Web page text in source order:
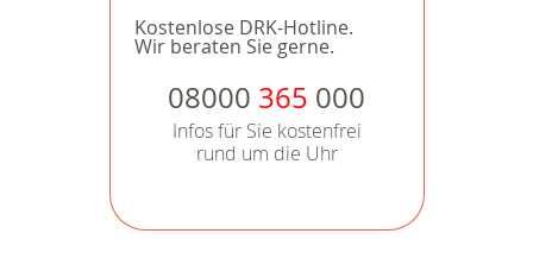
Kostenlose DRK-Hotline.
Wir beraten Sie gerne.
08000 365 000
Infos für Sie kostenfrei
rund um die Uhr